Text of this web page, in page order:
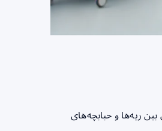
ریه‌ها و حبابچه‌های